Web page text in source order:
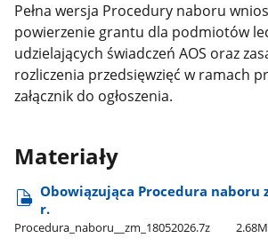
Pełna wersja Procedury naboru
powierzenie grantu dla podmiotów
udzielających świadczeń AOS oraz
rozliczenia przedsięwzięć w ramach
załącznik do ogłoszenia.
Materiały
Obowiązująca Procedura naboru
r.
Procedura​_naboru​_​_zm​_18052026.7z